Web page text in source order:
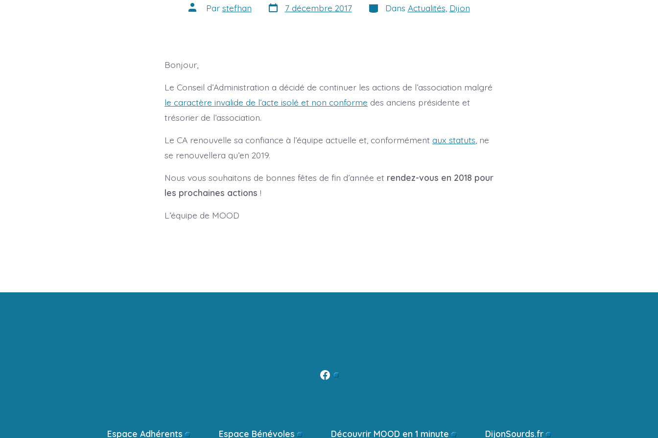
Auteur
de
Par stefhan Date
de
7 décembre 2017 Catégories
Dans Actualités Dijon
Bonjour,
Le Conseil d’Administration a décidé de continuer les actions de l’association malgré
le caractère invalide de l’acte isolé et non conforme des anciens présidente et
trésorier de l’association.
Le CA renouvelle sa confiance à l’équipe actuelle et, conformément aux statuts , ne
se renouvellera qu’en 2019.
Nous vous souhaitons de bonnes fêtes de fin d’année et rendez-vous en 2018 pour
les prochaines actions !
L’équipe de MOOD
Open
Espace Adhérents Espace Bénévoles Découvrir MOOD en 1 minute DijonSourds.fr